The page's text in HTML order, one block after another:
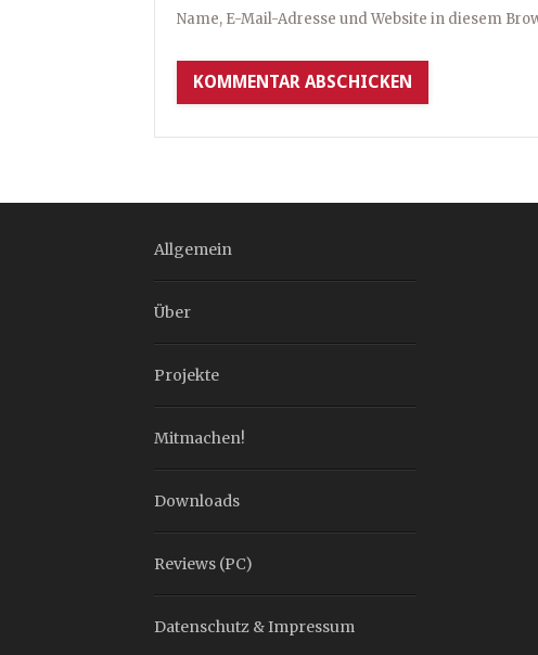
Name, E-Mail-Adresse und Website in diesem
Allgemein
Über
Projekte
Mitmachen!
Downloads
Reviews (PC)
Datenschutz & Impressum